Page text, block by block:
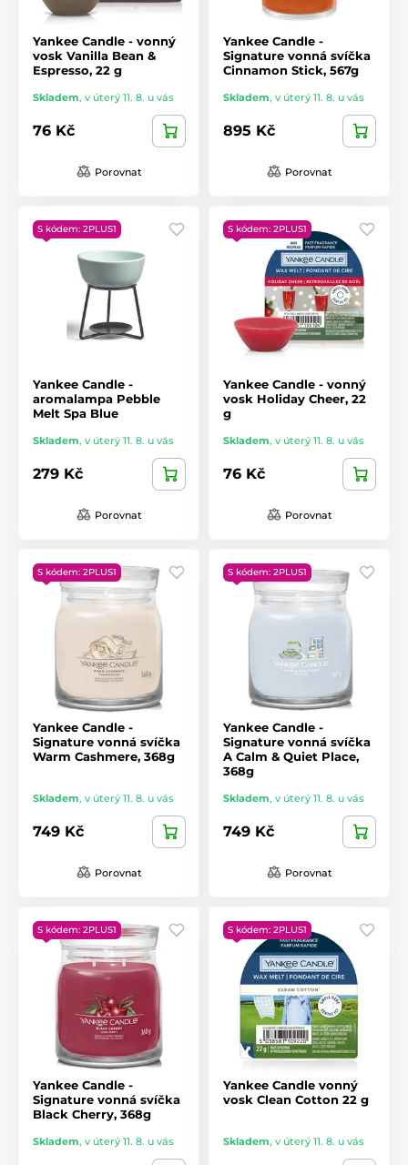
Yankee Candle - vonný
vosk Vanilla Bean &
Espresso, 22 g
Skladem, v úterý 11. 8. u vás
76 Kč
Porovnat
Yankee Candle -
Signature vonná svíčka
Cinnamon Stick, 567g
Skladem, v úterý 11. 8. u vás
895 Kč
Porovnat
S kódem: 2PLUS1
Yankee Candle -
aromalampa Pebble
Melt Spa Blue
Skladem, v úterý 11. 8. u vás
279 Kč
Porovnat
S kódem: 2PLUS1
Yankee Candle - vonný
vosk Holiday Cheer, 22
g
Skladem, v úterý 11. 8. u vás
76 Kč
Porovnat
S kódem: 2PLUS1
Yankee Candle -
Signature vonná svíčka
Warm Cashmere, 368g
Skladem, v úterý 11. 8. u vás
749 Kč
Porovnat
S kódem: 2PLUS1
Yankee Candle -
Signature vonná svíčka
A Calm & Quiet Place,
368g
Skladem, v úterý 11. 8. u vás
749 Kč
Porovnat
S kódem: 2PLUS1
Yankee Candle -
Signature vonná svíčka
Black Cherry, 368g
Skladem, v úterý 11. 8. u vás
S kódem: 2PLUS1
Yankee Candle vonný
vosk Clean Cotton 22 g
Skladem, v úterý 11. 8. u vás